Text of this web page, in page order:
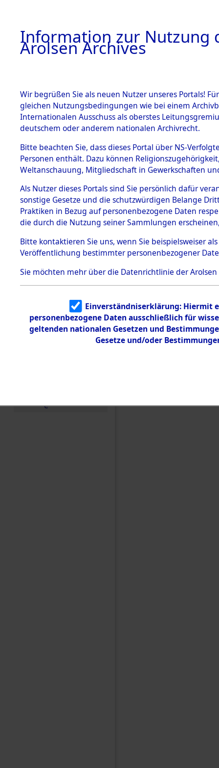
BILD
BESTÄNDE
1.
mente
5. Verschiedenes
5.3
Todesmärsche
5.3.1 Alliierte
Erhebungen
zu
Todesmärsch
en
5.3.2
Identifizierun
5.3.3
Todesmärsch
e
Hofham.
0001 (84603601)
Einen Kommentar
den Orten Gardelege
Information zur Nutzung
Arolsen Archives
Wir begrüßen Sie als neuen Nutzer unseres Portals!
gleichen Nutzungsbedingungen wie bei einem
Internationalen Ausschuss als oberstes
deutschem oder anderem nationalen Archivrecht.
Bitte beachten Sie, dass dieses Portal über NS-
Personen enthält. Dazu können
Weltanschauung, Mitgliedschaft in Gewerkschaften
Als Nutzer dieses Portals sind Sie persönlich dafür
sonstige Gesetze und die schutzwürdigen Belange
Praktiken in Bezug auf personenbezogene Daten
die durch die Nutzung seiner Sammlungen
Bitte kontaktieren Sie uns, wenn Sie beispielsweiser
Veröffentlichung bestimmter personenbezogener
Sie möchten mehr über die Datenrichtlinie der Arolsen
Einverständniserklärung: Hiermit
personenbezogene Daten ausschließlich für
geltenden nationalen Gesetzen und
Gesetze und/oder